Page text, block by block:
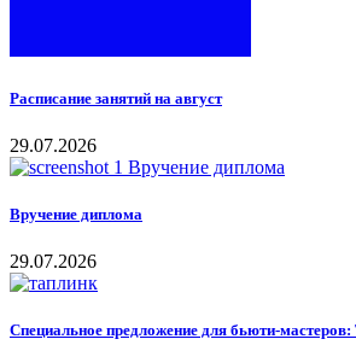
Расписание занятий на август
29.07.2026
Вручение диплома
29.07.2026
Специальное предложение для бьюти-